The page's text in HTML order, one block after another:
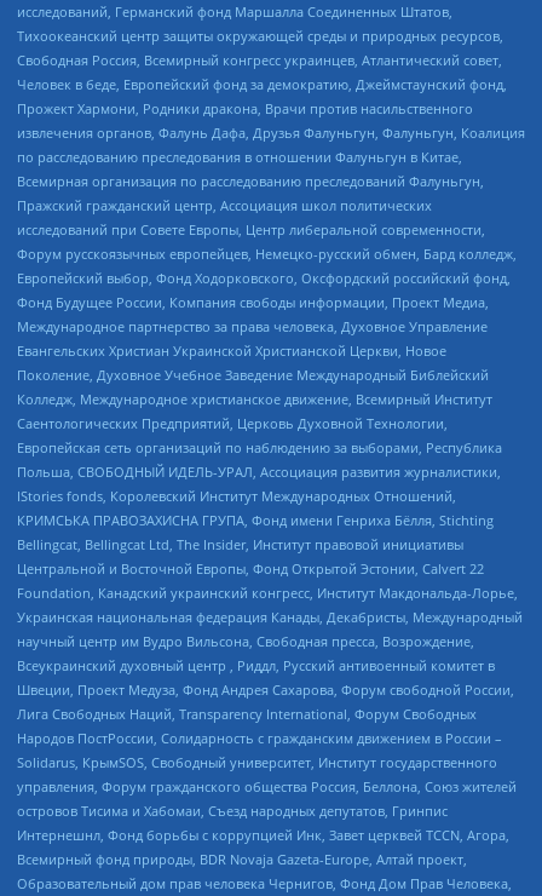
исследований, Германский фонд Маршалла Соединенных Штатов,
Тихоокеанский центр защиты окружающей среды и природных ресурсов,
Свободная Россия, Всемирный конгресс украинцев, Атлантический совет,
Человек в беде, Европейский фонд за демократию, Джеймстаунский фонд,
Прожект Хармони, Родники дракона, Врачи против насильственного
извлечения органов, Фалунь Дафа, Друзья Фалуньгун, Фалуньгун, Коалиция
по расследованию преследования в отношении Фалуньгун в Китае,
Всемирная организация по расследованию преследований Фалуньгун,
Пражский гражданский центр, Ассоциация школ политических
исследований при Совете Европы, Центр либеральной современности,
Форум русскоязычных европейцев, Немецко-русский обмен, Бард колледж,
Европейский выбор, Фонд Ходорковского, Оксфордский российский фонд,
Фонд Будущее России, Компания свободы информации, Проект Медиа,
Международное партнерство за права человека, Духовное Управление
Евангельских Христиан Украинской Христианской Церкви, Новое
Поколение, Духовное Учебное Заведение Международный Библейский
Колледж, Международное христианское движение, Всемирный Институт
Саентологических Предприятий, Церковь Духовной Технологии,
Европейская сеть организаций по наблюдению за выборами, Республика
Польша, СВОБОДНЫЙ ИДЕЛЬ-УРАЛ, Ассоциация развития журналистики,
IStories fonds, Королевский Институт Международных Отношений,
КРИМСЬКА ПРАВОЗАХИСНА ГРУПА, Фонд имени Генриха Бёлля, Stichting
Bellingcat, Bellingcat Ltd, The Insider, Институт правовой инициативы
Центральной и Восточной Европы, Фонд Открытой Эстонии, Calvert 22
Foundation, Канадский украинский конгресс, Институт Макдональда-Лорье,
Украинская национальная федерация Канады, Декабристы, Международный
научный центр им Вудро Вильсона, Свободная пресса, Возрождение,
Всеукраинский духовный центр , Риддл, Русский антивоенный комитет в
Швеции, Проект Медуза, Фонд Андрея Сахарова, Форум свободной России,
Лига Свободных Наций, Transparеncy International, Форум Свободных
Народов ПостРоссии, Солидарность с гражданским движением в России –
Solidarus, КрымSOS, Свободный университет, Институт государственного
управления, Форум гражданского общества Россия, Беллона, Союз жителей
островов Тисима и Хабомаи, Съезд народных депутатов, Гринпис
Интернешнл, Фонд борьбы с коррупцией Инк, Завет церквей TCCN, Агора,
Всемирный фонд природы, BDR Novaja Gazeta-Europe, Алтай проект,
Образовательный дом прав человека Чернигов, Фонд Дом Прав Человека,